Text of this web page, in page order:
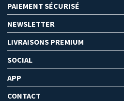
PAIEMENT SÉCURISÉ
NEWSLETTER
LIVRAISONS PREMIUM
SOCIAL
APP
CONTACT